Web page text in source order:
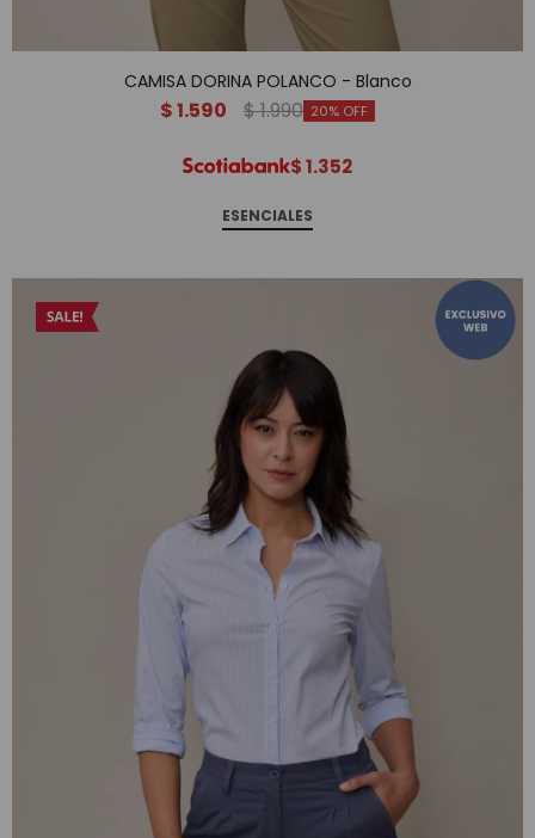
CAMISA DORINA POLANCO - Blanco
$1.590 $1.990 20
$1.352
ESENCIALES